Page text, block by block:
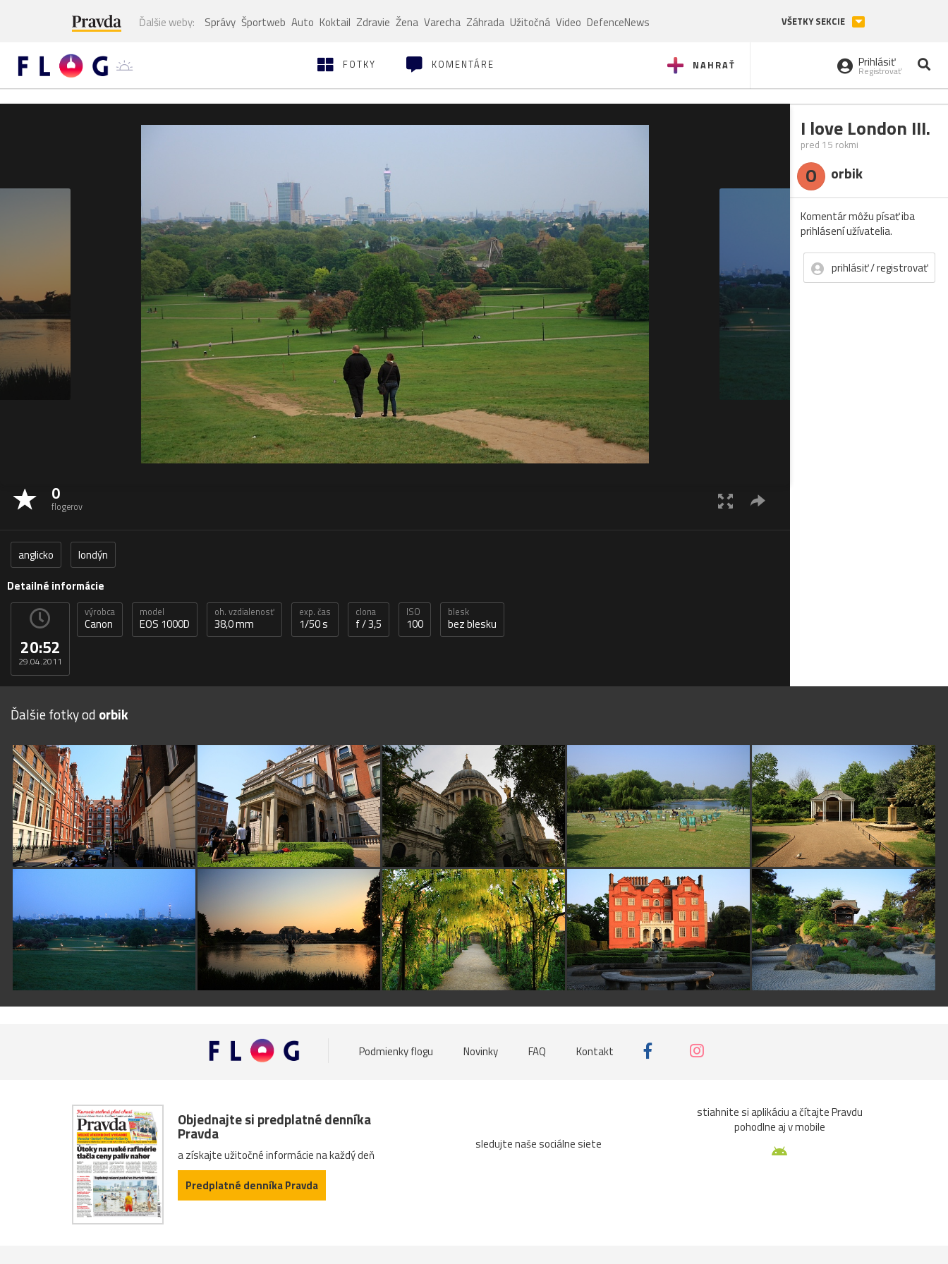
Ďalšie weby: Správy Športweb Auto Koktail Zdravie Žena Varecha Záhrada Užitočná Video DefenceNews VŠETKY SEKCIE
NAHRAŤ
FOTKY KOMENTÁRE Prihlásiť
Registrovať
0
flogerov
anglicko
londýn
Detailné informácie
20:52
29.04.2011
výrobca
Canon
model
EOS 1000D
oh. vzdialenosť
38,0 mm
exp. čas
1/50 s
clona
f / 3,5
ISO
100
blesk
bez blesku
I love London III.
pred 15 rokmi
O orbik
Komentár môžu písať iba
prihlásení užívatelia.
prihlásiť / registrovať
Ďalšie fotky od orbik
Podmienky flogu Novinky FAQ Kontakt
Objednajte si predplatné denníka
Pravda
a získajte užitočné informácie na každý deň
Predplatné denníka Pravda
sledujte naše sociálne siete
stiahnite si aplikáciu a čítajte Pravdu
pohodlne aj v mobile